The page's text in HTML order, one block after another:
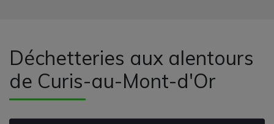
Déchetteries aux alentours
de Curis-au-Mont-d'Or